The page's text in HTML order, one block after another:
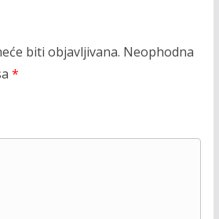
biti objavljivana. Neophodna
*